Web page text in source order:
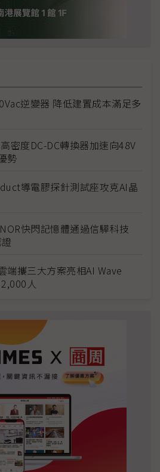
逆變器 降低建置成本滿足多
密度DC-DC轉換器加速向48V
勢
導電膠探針測試座攻克AI晶
快閃記憶體通過信驊科技
端攜三大方案亮相AI Wave
人